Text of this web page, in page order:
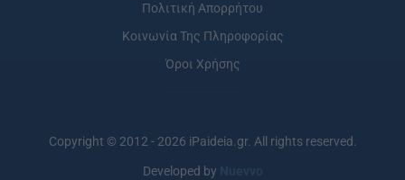
Πολιτική Απορρήτου
Κοινωνία Της Πληροφορίας
Όροι Χρήσης
Copyright © 2012 - 2026 iPaideia.gr. All rights reserved.
Developed by